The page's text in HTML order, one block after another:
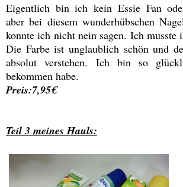
Eigentlich bin ich kein Essie Fan
aber bei diesem wunderhübschen
konnte ich nicht nein sagen. Ich musste
Die Farbe ist unglaublich schön und
absolut verstehen. Ich bin so
bekommen habe.
Preis:7,95€
Teil 3 meines Hauls: